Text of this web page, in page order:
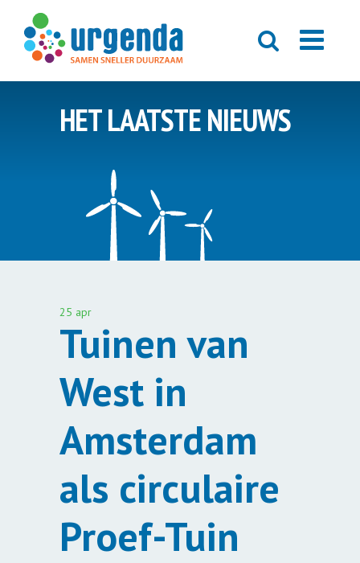
HET LAATSTE NIEUWS
25 apr
Tuinen van
West in
Amsterdam
als circulaire
Proef-Tuin